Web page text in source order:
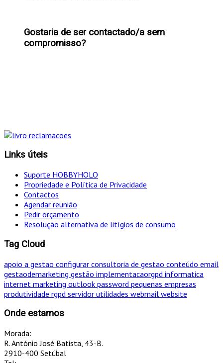
Gostaria de ser contactado/a sem
compromisso?
Links úteis
Suporte HOBBYHOLO
Propriedade e Política de Privacidade
Contactos
Agendar reunião
Pedir orçamento
Resolução alternativa de litígios de consumo
Tag Cloud
apoio a gestao configurar consultoria de gestao conteúdo email
gestaodemarketing gestão implementacaorgpd informatica
internet marketing outlook password pequenas empresas
produtividade rgpd servidor utilidades webmail website
Onde estamos
Morada:
R. António José Batista, 43-B.
2910-400 Setúbal